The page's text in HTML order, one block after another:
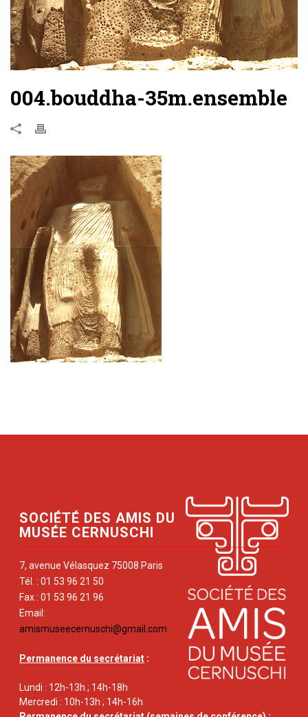
004.bouddha-35m.ensemble
SOCIÉTÉ DES AMIS DU
MUSÉE CERNUSCHI
7, avenue Vélasquez 75008 Paris
Tél. : 01 53 96 21 50
Fax : 01 53 96 21 96
Email:
amismuseecernuschi@gmail.com
Permanence du secrétariat :
Lundi : 12h-13h ; 14h-18h
Mercredi : 10h-13h ; 14h-16h